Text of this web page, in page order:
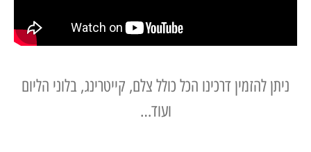
להזמין דרכינו הכל כולל צלם, קייטרינג, בלוני הליום